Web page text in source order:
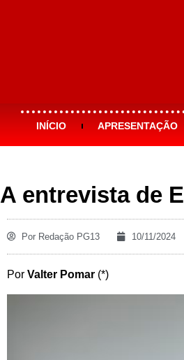
INÍCIO APRESENTAÇÃO
A entrevista de
Por Redação PG13 10/11/2024
Por Valter Pomar (*)